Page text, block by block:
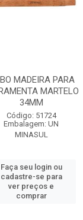
MADEIRA PARA
MARTELO
34MM
Código: 51724
Embalagem: UN
MINASUL
Faça seu login ou
cadastre-se para
ver preços e
comprar